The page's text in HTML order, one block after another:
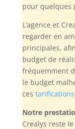
pour quelques
L’agence et
regarder en
principales,
budget de
fréquemment
le budget
ces
Notre
Crealys reste